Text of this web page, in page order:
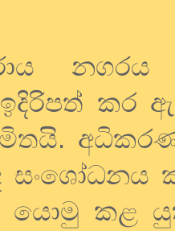
නගරය
කර
යොමු කළ